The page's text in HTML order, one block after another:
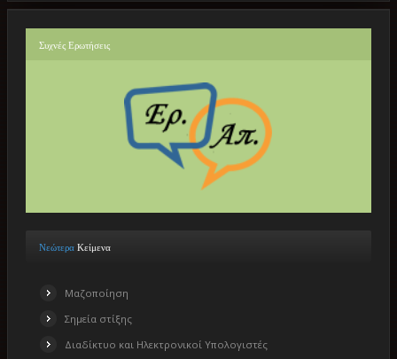
Συχνές Ερωτήσεις
Νεώτερα Κείμενα
Μαζοποίηση
Σημεία στίξης
Διαδίκτυο και Ηλεκτρονικοί Υπολογιστές